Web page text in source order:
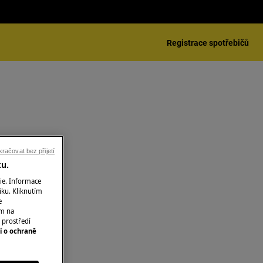
Registrace spotřebičů
Informace
Kliknutím
na
prostředí
o ochraně
bez přijetí